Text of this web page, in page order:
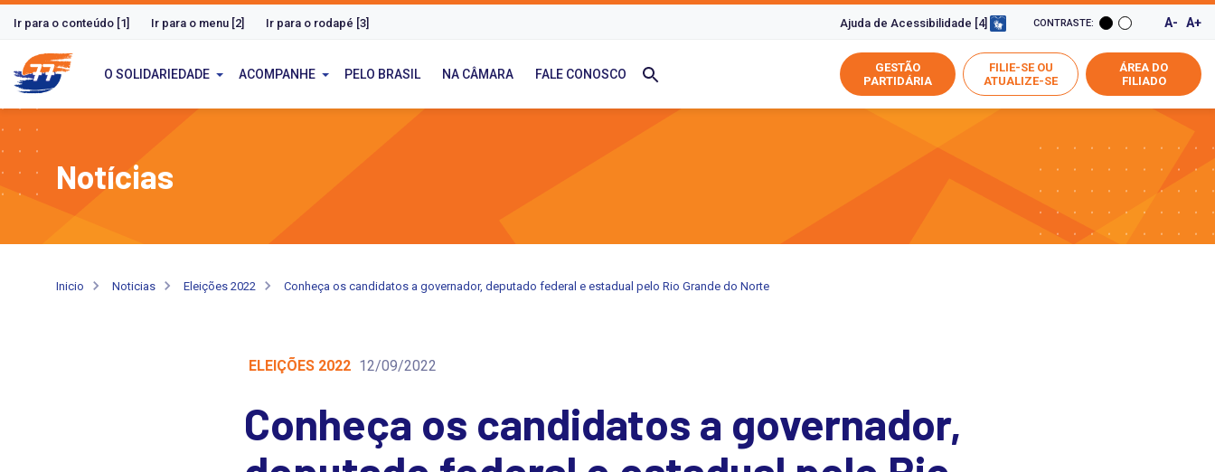
Ir para o conteúdo [1] Ir para o menu [2] Ir para o rodapé [3] Ajuda de Acessibilidade [4] CONTRASTE: A- A+
O SOLIDARIEDADE ACOMPANHE PELO BRASIL NA CÂMARA FALE CONOSCO
GESTÃO
PARTIDÁRIA
FILIE-SE OU
ATUALIZE-SE
ÁREA DO
FILIADO
Notícias
Inicio Noticias Eleições 2022 Conheça os candidatos a governador, deputado federal e estadual pelo Rio Grande do Norte
ELEIÇÕES 2022 12/09/2022
Conheça os candidatos a governador,